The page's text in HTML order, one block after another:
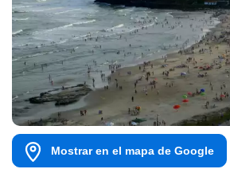
Mostrar en el mapa de Google